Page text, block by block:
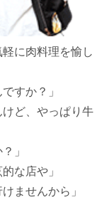
軽に肉料理を愉し
すか？」
けど、やっぱり牛
」
な店や」
ませんから」